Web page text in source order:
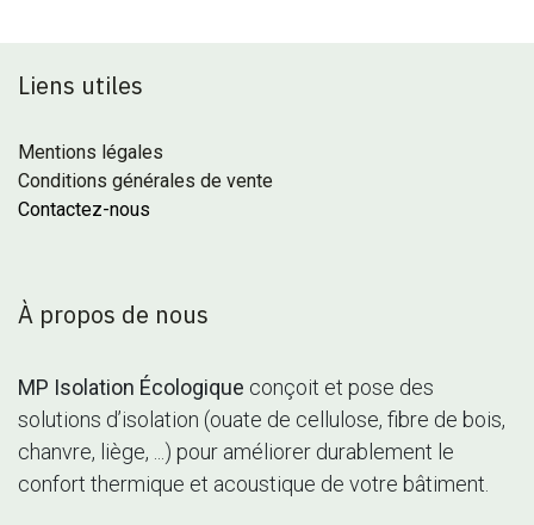
Liens utiles
Mentions légales
Conditions générales de vente
Contactez-nous
À propos de nous
MP Isolation Écologique conçoit et pose des
solutions d’isolation (ouate de cellulose, fibre de bois,
chanvre, liège, ...) pour améliorer durablement le
confort thermique et acoustique de votre bâtiment.